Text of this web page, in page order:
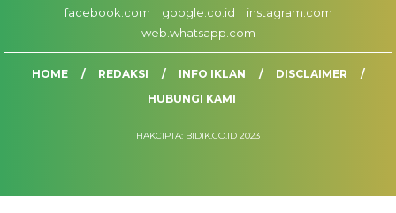
facebook.com
google.co.id
instagram.com
web.whatsapp.com
HOME REDAKSI INFO IKLAN
DISCLAIMER
HUBUNGI KAMI
HAKCIPTA: BIDIK.CO.ID 2023